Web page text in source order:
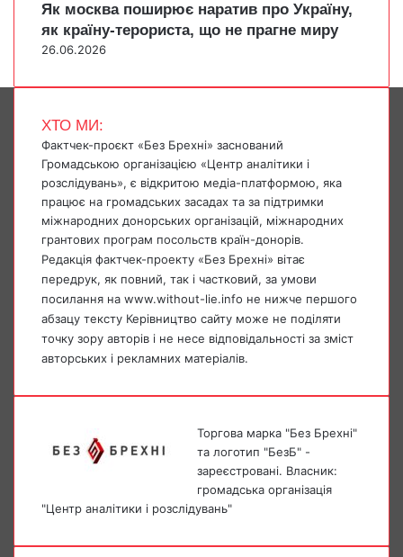
Як москва поширює наратив про Україну,
як країну-терориста, що не прагне миру
26.06.2026
ХТО МИ:
Фактчек-проєкт «Без Брехні» заснований
Громадською організацією «Центр аналітики і
розслідувань», є відкритою медіа-платформою, яка
працює на громадських засадах та за підтримки
міжнародних донорських організацій, міжнародних
грантових програм посольств країн-донорів.
Редакція фактчек-проекту «Без Брехні» вітає
передрук, як повний, так і частковий, за умови
посилання на www.without-lie.info не нижче першого
абзацу тексту Керівництво сайту може не поділяти
точку зору авторів і не несе відповідальності за зміст
авторських і рекламних матеріалів.
Торгова марка "Без Брехні"
та логотип "БезБ" -
зареєстровані. Власник:
громадська організація
"Центр аналітики і розслідувань"